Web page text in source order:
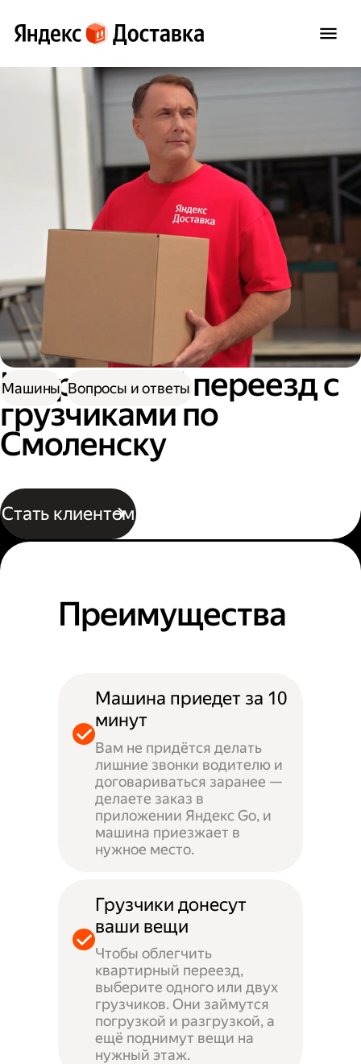
Квартирный переезд с
грузчиками по
Смоленску
Стать клиентом
Машины Вопросы и ответы
Преимущества
Машина приедет за 10
минут
Вам не придётся делать
лишние звонки водителю и
договариваться заранее —
делаете заказ в
приложении Яндекс Go, и
машина приезжает в
нужное место.
Грузчики донесут
ваши вещи
Чтобы облегчить
квартирный переезд,
выберите одного или двух
грузчиков. Они займутся
погрузкой и разгрузкой, а
ещё поднимут вещи на
нужный этаж.